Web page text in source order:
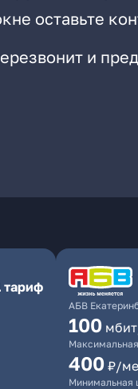
оставьте
и
тариф
АБВ
100
400 ₽/
Минимальная